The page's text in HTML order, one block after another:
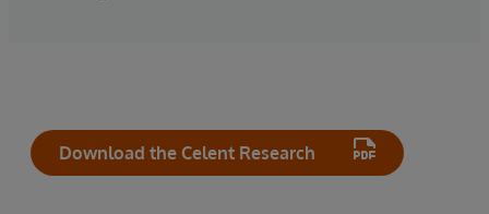
Download the Celent Research